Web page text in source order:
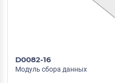
D0082-16
Модуль сбора данных